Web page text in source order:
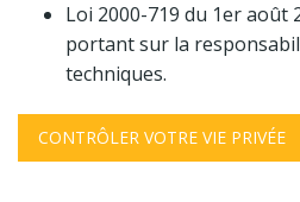
Loi 2000-719 du 1er août
portant sur la
techniques.
CONTRÔLER VOTRE VIE PRIVÉE